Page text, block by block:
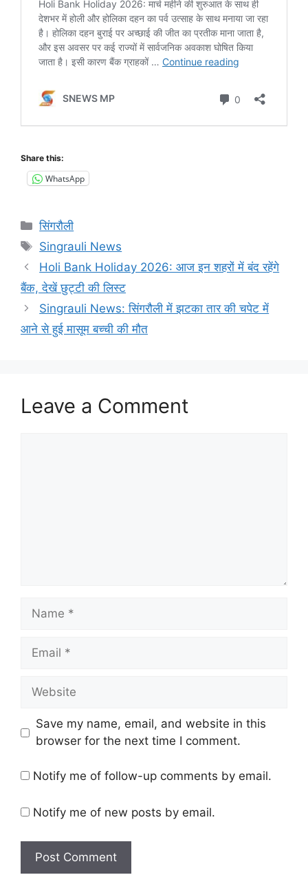
Share this:
WhatsApp
Categories
सिंगरौली
Tags
Singrauli News
Holi Bank Holiday 2026: आज इन शहरों में बंद रहेंगे
बैंक, देखें छुट्टी की लिस्ट
Singrauli News: सिंगरौली में झटका तार की चपेट में
आने से हुई मासूम बच्ची की मौत
Leave a Comment
Name
Email
Website
Save my name, email, and website in this
browser for the next time I comment.
Notify me of follow-up comments by email.
Notify me of new posts by email.